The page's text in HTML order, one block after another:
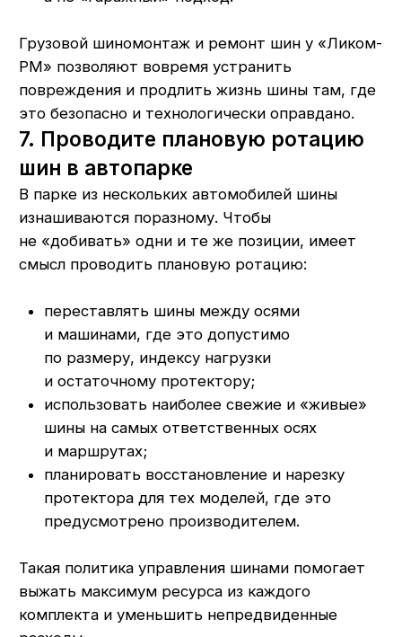
Контакты
Полезно знать
Оплата и доставка
Пользовательское соглашение
Республика Мордовия, с. Лямбирь,
ул. Октябрьская, д. 107А
Пн-Пт: с 8:30 до 17:30
Сб-Вс: с 8:30 до 16:00